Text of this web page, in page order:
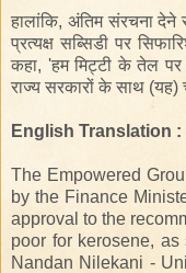
हालांकि, अंतिम संरचना
प्रत्यक्ष सब्सिडी पर
कहा, 'हम मिट्टी के तेल
राज्य सरकारों के साथ (यह)
English Translation :
The Empowered
by the Finance
approval to the
poor for kerosene,
Nandan Nilekani -